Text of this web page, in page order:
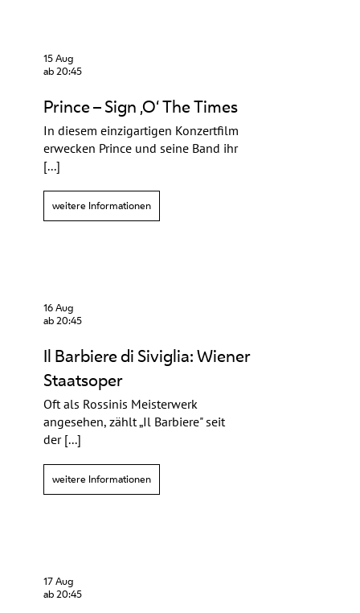
15 Aug
ab 20:45
Prince – Sign ‚O‘ The Times
In diesem einzigartigen Konzertfilm
erwecken Prince und seine Band ihr
[...]
weitere Informationen
16 Aug
ab 20:45
Il Barbiere di Siviglia: Wiener
Staatsoper
Oft als Rossinis Meisterwerk
angesehen, zählt „Il Barbiere" seit
der [...]
weitere Informationen
17 Aug
ab 20:45